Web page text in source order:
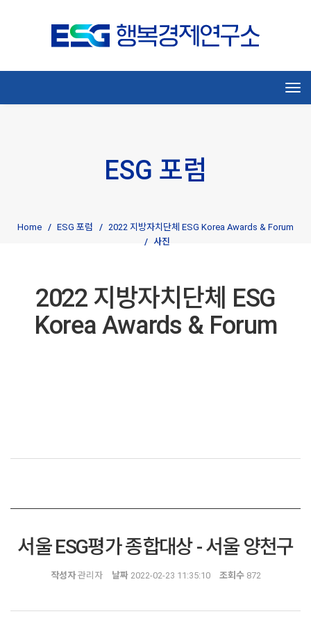
ESG 포럼
2022 지방자치단체 ESG
Korea Awards & Forum
Home ESG 포럼
2022 지방자치단체 ESG Korea Awards & Forum
사진
서울 ESG평가 종합대상 - 서울 양천구
작성자관리자 날짜2022-02-23 11:35:10 조회수872